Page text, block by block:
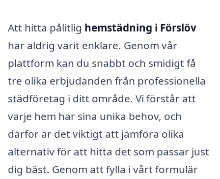
Att hitta pålitlig hemstädning i Förslöv
har aldrig varit enklare. Genom vår
plattform kan du snabbt och smidigt få
tre olika erbjudanden från professionella
städföretag i ditt område. Vi förstår att
varje hem har sina unika behov, och
därför är det viktigt att jämföra olika
alternativ för att hitta det som passar just
dig bäst. Genom att fylla i vårt formulär